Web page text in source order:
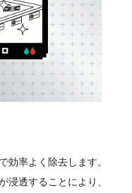
効率よく除去します。
浸透することにより、